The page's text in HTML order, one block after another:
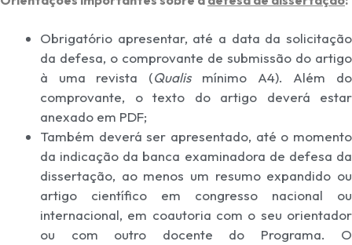
Obrigatório apresentar, até a data da solicitação
da defesa, o comprovante de submissão do artigo
à uma revista (Qualismínimo A4). Além do
comprovante, o texto do artigo deverá estar
anexado em PDF;
Também deverá ser apresentado, até o momento
da indicação da banca examinadora de defesa da
dissertação, ao menos um resumo expandido ou
artigo científico em congresso nacional ou
internacional, em coautoria com o seu orientador
ou com outro docente do Programa. O